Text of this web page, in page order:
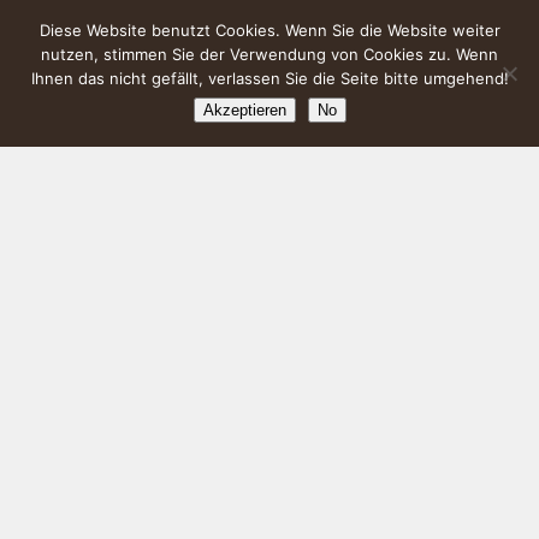
Diese Website benutzt Cookies. Wenn Sie die Website weiter
nutzen, stimmen Sie der Verwendung von Cookies zu. Wenn
Ihnen das nicht gefällt, verlassen Sie die Seite bitte umgehend!
Akzeptieren No